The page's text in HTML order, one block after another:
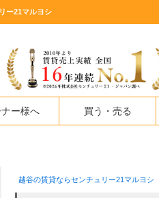
ー21マルヨシ
ー様へ 買う・売る
越谷の賃貸ならセンチュリー21マルヨシ